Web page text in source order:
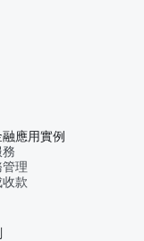
應用實例
理
款